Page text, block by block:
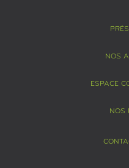
NOS
ESPACE
NOS